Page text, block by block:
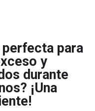
para
y
durante
¡Una